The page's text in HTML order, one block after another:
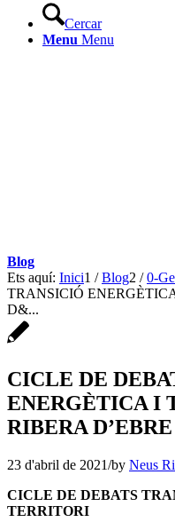
Cercar
Menu Menu
Blog
Ets aquí: Inici1 / Blog2 / 0-
TRANSICIÓ
D&...
CICLE DE
ENERGÈTICA I
RIBERA D’EBRE
23 d'abril de 2021/by Neus
CICLE DE DEBATS
TERRITORI